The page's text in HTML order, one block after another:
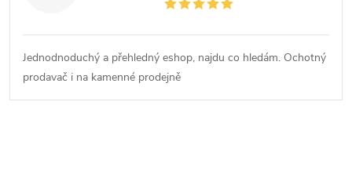
o
d
n
Jednodnoduchý a přehledný eshop, najdu co hledám. Ochotný
prodavač i na kamenné prodejně